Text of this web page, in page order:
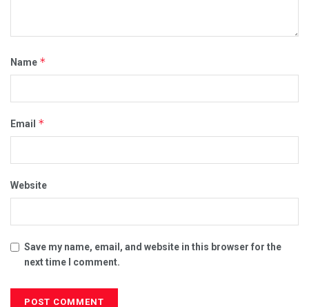
Name *
Email *
Website
Save my name, email, and website in this browser for the
next time I comment.